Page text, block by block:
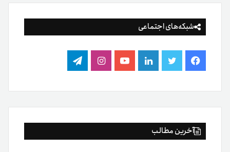
شبکه‌های اجتماعی
فیس
بوک
توییتر لینکدینیوتیوباینستاگرام
تلگرام
آخرین مطالب